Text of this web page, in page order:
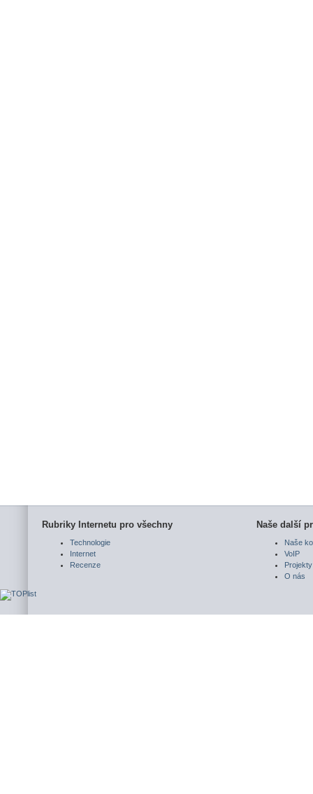
Rubriky Internetu pro všechny
Technologie
Internet
Recenze
Naše další
Naše
VoIP
Projekty
O nás